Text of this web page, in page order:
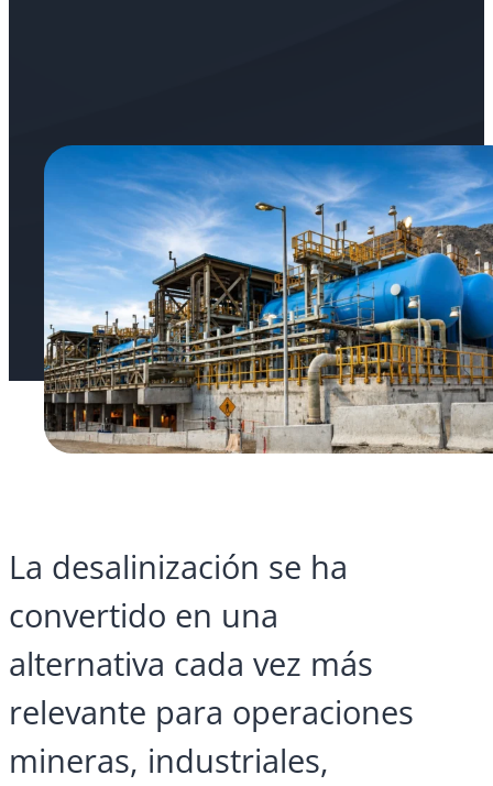
La desalinización se ha
convertido en una
alternativa cada vez más
relevante para operaciones
mineras, industriales,